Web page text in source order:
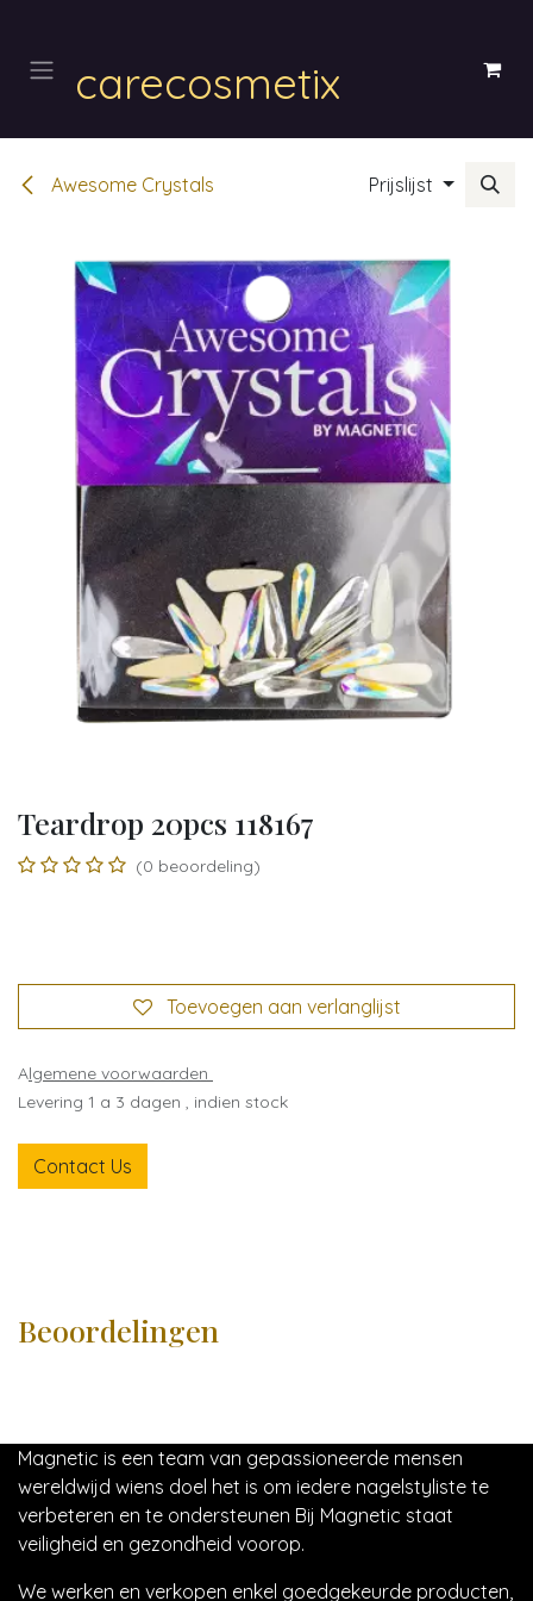
carecosmetix
Awesome Crystals Prijslijst
Teardrop 20pcs 118167
(0 beoordeling)
Toevoegen aan verlanglijst
Algemene voorwaarden
Levering 1 a 3 dagen , indien stock
Contact Us
Beoordelingen
Magnetic is een team van gepassioneerde mensen
wereldwijd wiens doel het is om iedere nagelstyliste te
verbeteren en te ondersteunen Bij Magnetic staat
veiligheid en gezondheid voorop.
We werken en verkopen enkel goedgekeurde producten,